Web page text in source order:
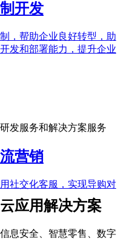
开发
，帮助企业良好转型，助
发和部署能力，提升企业
营销
社交化客服，实现导购对
发服务和解决方案服务
应用解决方案
息安全、智慧零售、数字